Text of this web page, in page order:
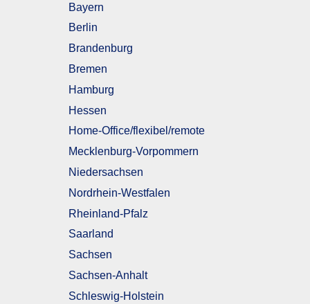
Bayern
Berlin
Brandenburg
Bremen
Hamburg
Hessen
Home-Office/flexibel/remote
Mecklenburg-Vorpommern
Niedersachsen
Nordrhein-Westfalen
Rheinland-Pfalz
Saarland
Sachsen
Sachsen-Anhalt
Schleswig-Holstein